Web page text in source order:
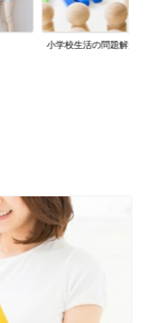
小学校生活の問題解決